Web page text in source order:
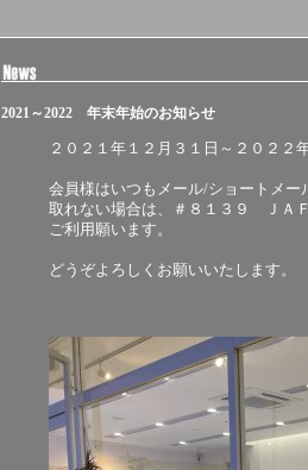
2021～2022 年末年始のお知らせ
２０２１年１２月３１日～２０２２
会員様はいつもメール/ショートメ
取れない場合は、＃８１３９ ＪＡ
ご利用願います。
どうぞよろしくお願いいたします。